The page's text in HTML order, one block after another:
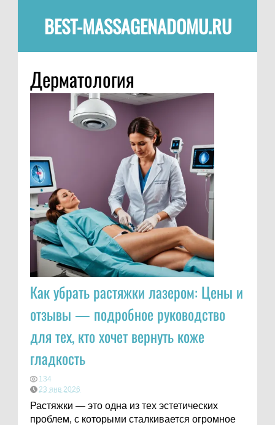
BEST-MASSAGENADOMU.RU
Дерматология
Как убрать растяжки лазером: Цены и
отзывы — подробное руководство
для тех, кто хочет вернуть коже
гладкость
134
23 янв 2026
Растяжки — это одна из тех эстетических
проблем, с которыми сталкивается огромное